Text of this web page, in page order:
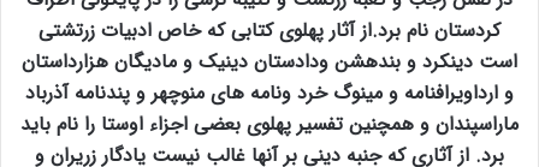
کردستان نام برد.از آثار پهلوی کتابی که خاص ادبیات زرتشتی
است دینکرد و بندهشن ودادستان دینیک و مادیگان هزارداستان
و ارداویرافنامه و مینوگ خرد ونامه های منوچهر و پندنامه آذرباد
ماراسپندان و همچنین تفسیر پهلوی بعضی اجزاء اوستا را نام باید
برد. از آثاری که جنبه دینی بر آنها غالب نیست یادگار زریران و